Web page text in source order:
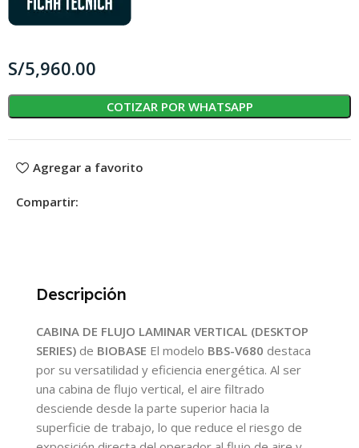
S/
COTIZAR POR WHATSAPP
Agregar a favorito
Compartir:
Descripción
CABINA DE FLUJO LAMINAR VERTICAL (DESKTOP
SERIES) de BIOBASE El modelo BBS-V680 destaca
por su versatilidad y eficiencia energética. Al ser
una cabina de flujo vertical, el aire filtrado
desciende desde la parte superior hacia la
superficie de trabajo, lo que reduce el riesgo de